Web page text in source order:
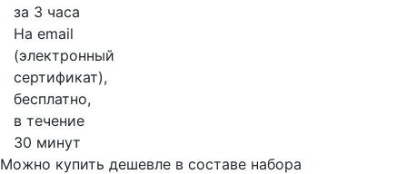
за 3 часа
На email
(электронный
сертификат),
бесплатно,
в течение
30 минут
Можно купить дешевле в составе набора